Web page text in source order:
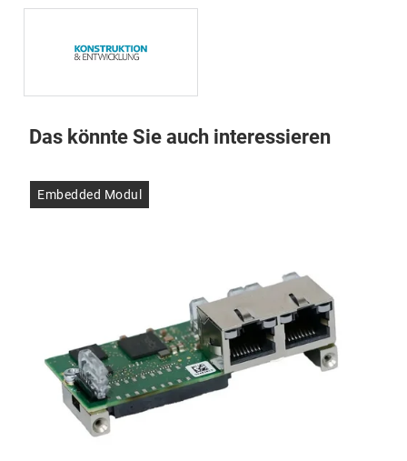
Das könnte Sie auch interessieren
Embedded Modul